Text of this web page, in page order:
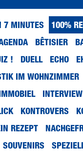
7 MINUTES
100%
BÊTISIER
! DUELL ECHO
IM WOHNZIMMER
INTERVIEW
KONTROVERS
REZEPT
SOUVENIRS